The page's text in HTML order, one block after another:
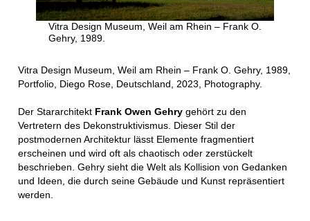
Vitra Design Museum, Weil am Rhein – Frank O.
Gehry, 1989.
Vitra Design Museum, Weil am Rhein – Frank O. Gehry, 1989,
Portfolio, Diego Rose, Deutschland, 2023, Photography.
Der Stararchitekt Frank Owen Gehry gehört zu den
Vertretern des Dekonstruktivismus. Dieser Stil der
postmodernen Architektur lässt Elemente fragmentiert
erscheinen und wird oft als chaotisch oder zerstückelt
beschrieben. Gehry sieht die Welt als Kollision von Gedanken
und Ideen, die durch seine Gebäude und Kunst repräsentiert
werden.